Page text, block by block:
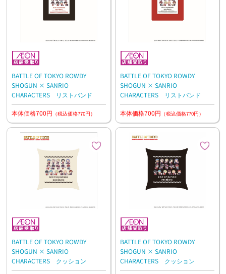
BATTLE OF TOKYO ROWDY
SHOGUN × SANRIO
CHARACTERS リストバンド
本体価格700円 （税込価格770円）
BATTLE OF TOKYO ROWDY
SHOGUN × SANRIO
CHARACTERS リストバンド
本体価格700円 （税込価格770円）
BATTLE OF TOKYO ROWDY
SHOGUN × SANRIO
CHARACTERS クッション
BATTLE OF TOKYO ROWDY
SHOGUN × SANRIO
CHARACTERS クッション